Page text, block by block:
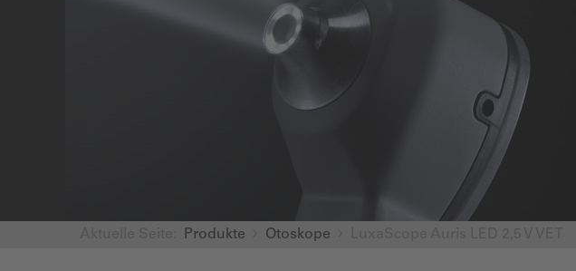
Produkte Otoskope